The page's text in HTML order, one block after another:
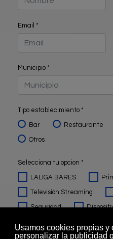
Email *
Municipio *
Tipo establecimiento *
Bar Restaurante
Otros
Selecciona tu opcion *
LALIGA BARES
Televisión Streaming
Seguridad
Acepto losTérminos de Uso